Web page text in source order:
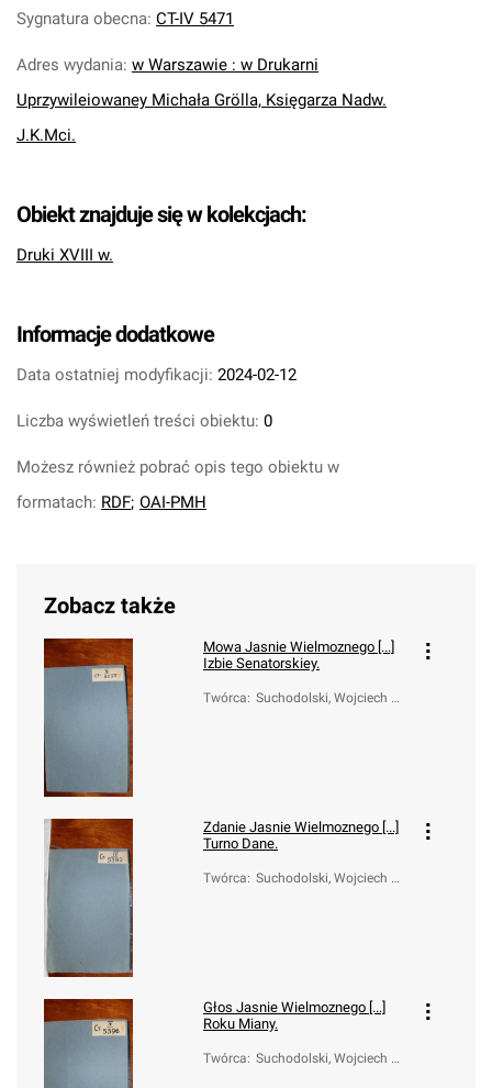
Sygnatura obecna: CT-IV 5471
Adres wydania: w Warszawie : w Drukarni
Uprzywileiowaney Michała Grölla, Księgarza Nadw.
J.K.Mci.
Obiekt znajduje się w kolekcjach:
Druki XVIII w.
Informacje dodatkowe
Data ostatniej modyfikacji: 2024-02-12
Liczba wyświetleń treści obiektu: 0
Możesz również pobrać opis tego obiektu w
formatach: RDF; OAI-PMH
Zobacz także
Mowa Jasnie Wielmoznego [...]
Izbie Senatorskiey.
Twórca: Suchodolski, Wojciech W
Zdanie Jasnie Wielmoznego [...]
Turno Dane.
Twórca: Suchodolski, Wojciech W
Głos Jasnie Wielmoznego [...]
Roku Miany.
Twórca: Suchodolski, Wojciech W